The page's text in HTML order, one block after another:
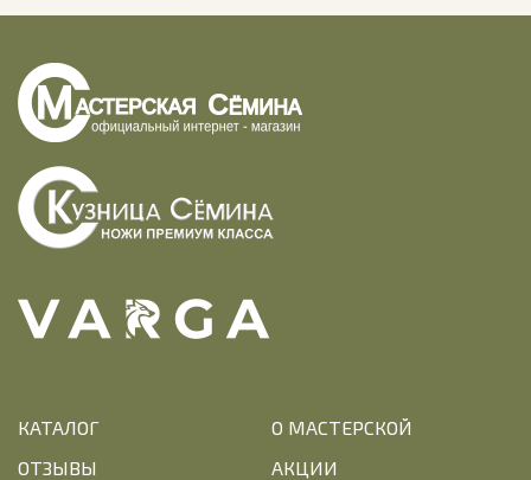
КАТАЛОГ
О МАСТЕРСКОЙ
ОТЗЫВЫ
АКЦИИ